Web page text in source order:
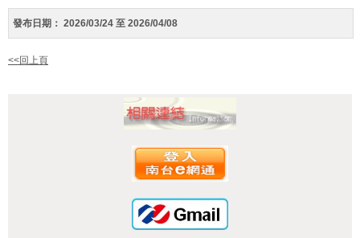
發布日期： 2026/03/24 至 2026/04/08
<<回上頁